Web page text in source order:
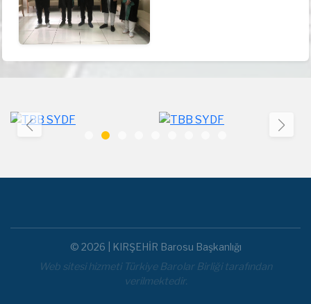
© 2026 | KIRŞEHİR Barosu Başkanlığı
Web sitesi hizmeti Türkiye Barolar Birliği tarafından
verilmektedir.